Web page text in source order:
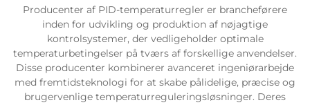
Producenter af PID-temperaturregler er brancheførere
inden for udvikling og produktion af nøjagtige
kontrolsystemer, der vedligeholder optimale
temperaturbetingelser på tværs af forskellige anvendelser.
Disse producenter kombinerer avanceret ingeniørarbejde
med fremtidsteknologi for at skabe pålidelige, præcise og
brugervenlige temperaturreguleringsløsninger. Deres